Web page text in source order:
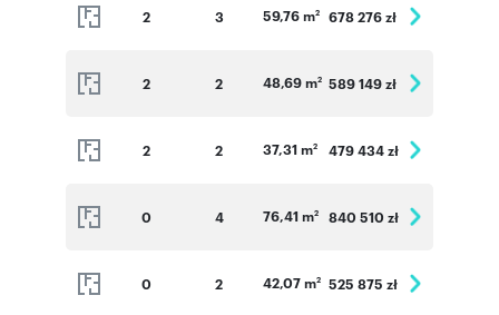
2 3 59,76 m2 678 276 zł
2 2 48,69 m2 589 149 zł
2 2 37,31 m2 479 434 zł
0 4 76,41 m2 840 510 zł
0 2 42,07 m2 525 875 zł